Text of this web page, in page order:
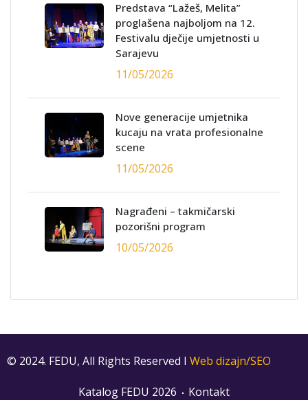
Predstava “Lažeš, Melita”
proglašena najboljom na 12.
Festivalu dječije umjetnosti u
Sarajevu
11/05/2026
Nove generacije umjetnika
kucaju na vrata profesionalne
scene
11/05/2026
Nagrađeni – takmičarski
pozorišni program
10/05/2026
© 2024. FEDU, All Rights Reserved I Web dizajn/SEO
Katalog FEDU 2026 Kontakt